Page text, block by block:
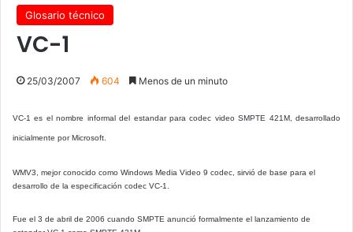
Glosario técnico
VC-1
25/03/2007 604 Menos de un minuto
VC-1 es el nombre informal del estandar para codec video SMPTE 421M, desarrollado
inicialmente por Microsoft.
WMV3, mejor conocido como Windows Media Video 9 codec, sirvió de base para el
desarrollo de la especificación codec VC-1.
Fue el 3 de abril de 2006 cuando SMPTE anunció formalmente el lanzamiento de